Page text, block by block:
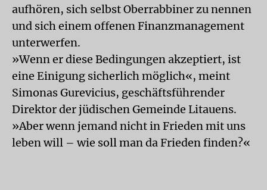
aufhören, sich selbst Oberrabbiner zu nennen
und sich einem offenen Finanzmanagement
unterwerfen.
»Wenn er diese Bedingungen akzeptiert, ist
eine Einigung sicherlich möglich«, meint
Simonas Gurevicius, geschäftsführender
Direktor der jüdischen Gemeinde Litauens.
»Aber wenn jemand nicht in Frieden mit uns
leben will – wie soll man da Frieden finden?«